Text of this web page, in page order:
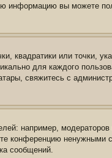
информацию вы можете
квадратики или точки,
для каждого
свяжитесь с
например,
конференцию ненужными
сообщений.